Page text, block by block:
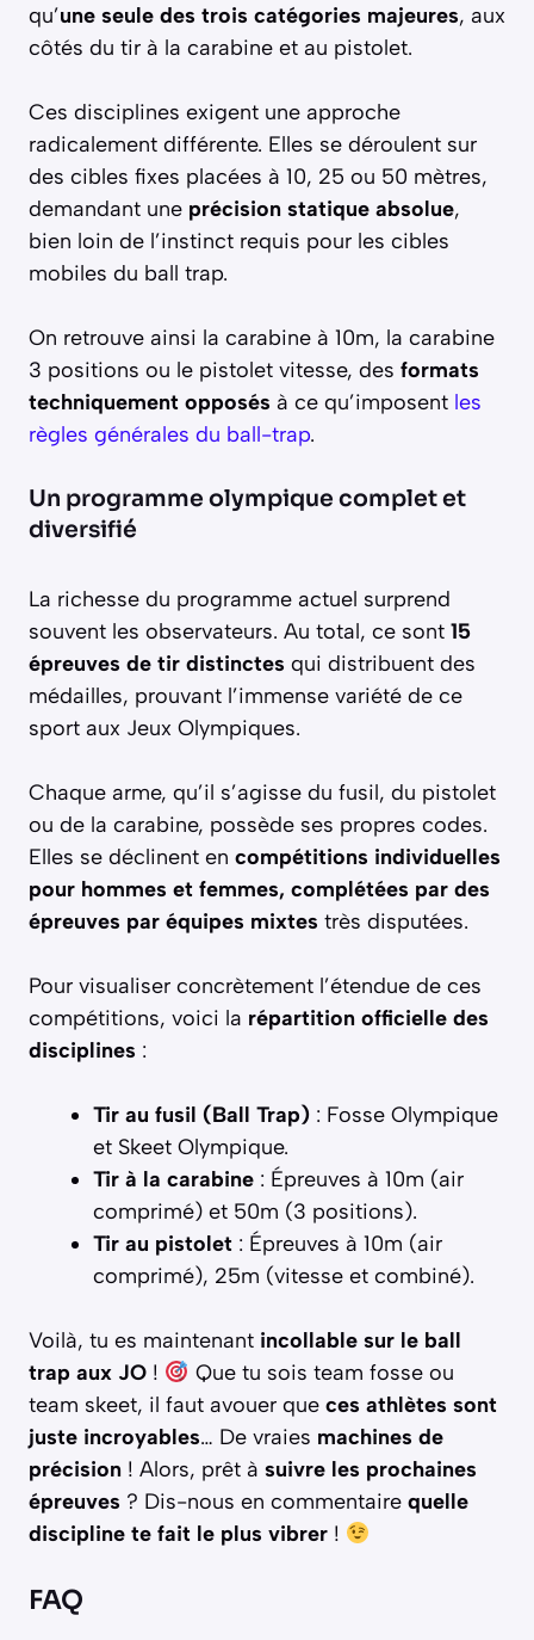
qu’une seule des trois catégories majeures, aux
côtés du tir à la carabine et au pistolet.
Ces disciplines exigent une approche
radicalement différente. Elles se déroulent sur
des cibles fixes placées à 10, 25 ou 50 mètres,
demandant une précision statique absolue,
bien loin de l’instinct requis pour les cibles
mobiles du ball trap.
On retrouve ainsi la carabine à 10m, la carabine
3 positions ou le pistolet vitesse, des formats
techniquement opposés à ce qu’imposent les
règles générales du ball-trap.
Un programme olympique complet et
diversifié
La richesse du programme actuel surprend
souvent les observateurs. Au total, ce sont 15
épreuves de tir distinctes qui distribuent des
médailles, prouvant l’immense variété de ce
sport aux Jeux Olympiques.
Chaque arme, qu’il s’agisse du fusil, du pistolet
ou de la carabine, possède ses propres codes.
Elles se déclinent en compétitions individuelles
pour hommes et femmes, complétées par des
épreuves par équipes mixtes très disputées.
Pour visualiser concrètement l’étendue de ces
compétitions, voici la répartition officielle des
disciplines :
Tir au fusil (Ball Trap) : Fosse Olympique
et Skeet Olympique.
Tir à la carabine : Épreuves à 10m (air
comprimé) et 50m (3 positions).
Tir au pistolet : Épreuves à 10m (air
comprimé), 25m (vitesse et combiné).
Voilà, tu es maintenant incollable sur le ball
trap aux JO !
Que tu sois team fosse ou
team skeet, il faut avouer que ces athlètes sont
juste incroyables… De vraies machines de
précision ! Alors, prêt à suivre les prochaines
épreuves ? Dis-nous en commentaire quelle
discipline te fait le plus vibrer !
FAQ